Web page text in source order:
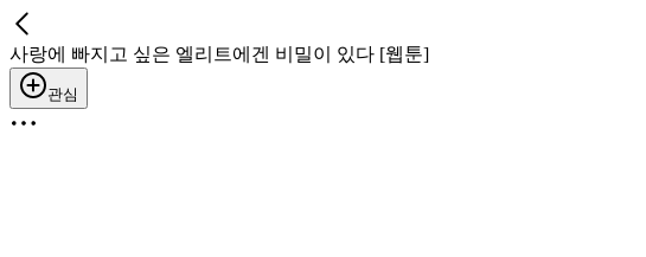
사랑에 빠지고 싶은 엘리트에겐 비밀이 있다 [웹툰]
관심